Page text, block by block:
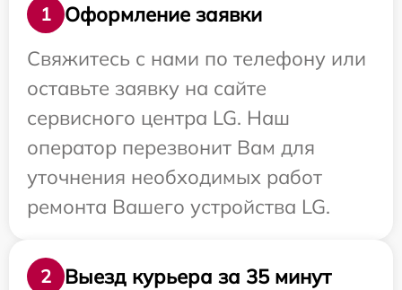
1
Оформление заявки
Свяжитесь с нами по телефону или
оставьте заявку на сайте
сервисного центра LG. Наш
оператор перезвонит Вам для
уточнения необходимых работ
ремонта Вашего устройства LG.
2
Выезд курьера за 35 минут